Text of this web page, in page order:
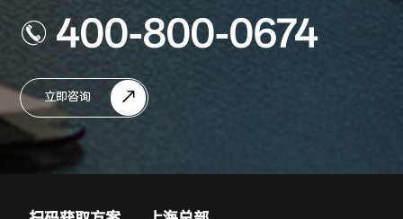
400-800-0674
立即咨询